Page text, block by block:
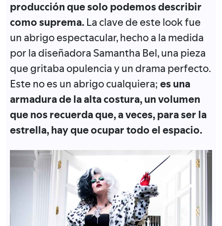
producción que solo podemos describir
como suprema. La clave de este look fue
un abrigo espectacular, hecho a la medida
por la diseñadora Samantha Bel, una pieza
que gritaba opulencia y un drama perfecto.
Este no es un abrigo cualquiera; es una
armadura de la alta costura, un volumen
que nos recuerda que, a veces, para ser la
estrella, hay que ocupar todo el espacio.